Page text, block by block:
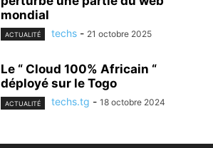
mondial
ACTUALITÉ techs - 21 octobre 2025
Le “ Cloud 100% Africain “
déployé sur le Togo
ACTUALITÉ techs.tg - 18 octobre 2024